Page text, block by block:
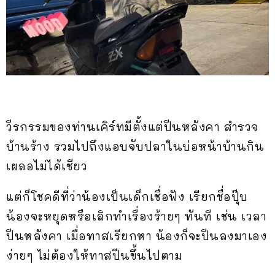
วีรกรรมของท่านเคิร์ทมีตั้งแต่ปีนหลังคา สำรวจ
บ้านร้าง รวมไปถึงแอบจับปลาในบ่อหน้าบ้านกิน
เผลอไม่ได้เชียว
แต่ก็โชคดีที่ว่าน้องเป็นเด็กเชื่อฟัง เรียกชื่อปุ๊บ
น้องจะหยุดหรือเลิกทำเรื่องร้ายๆ ทันที เช่น เวลา
ปีนหลังคา เมื่อทาสเรียกหา น้องก็จะปีนลงมาเอง
ง่ายๆ ไม่ต้องให้ทาสปีนขึ้นไปตาม